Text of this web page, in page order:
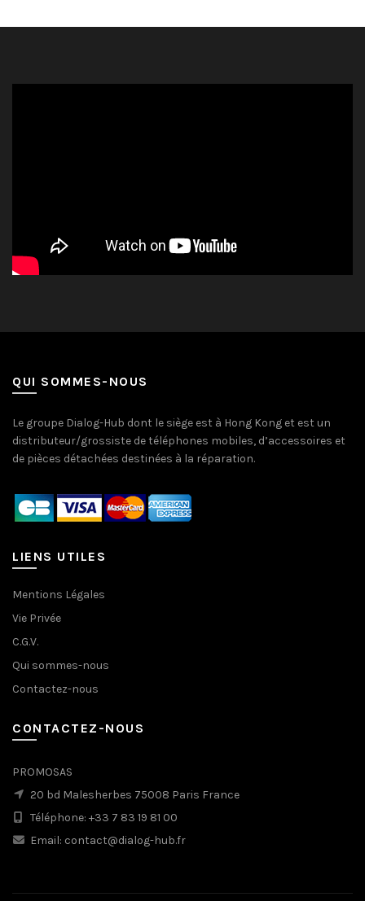
QUI SOMMES-NOUS
Le groupe Dialog-Hub dont le siège est à Hong Kong et est un
distributeur/grossiste de téléphones mobiles, d’accessoires et
de pièces détachées destinées à la réparation.
LIENS UTILES
Mentions Légales
Vie Privée
C.G.V.
Qui sommes-nous
Contactez-nous
CONTACTEZ-NOUS
PROMOSAS
20 bd Malesherbes 75008 Paris France
Téléphone: +33 7 83 19 81 00
Email: contact@dialog-hub.fr